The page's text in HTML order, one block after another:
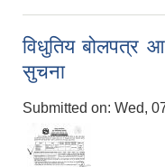
सम्बन्धी
विधुतिय बोलपत्र
सुचना
Submitted on: Wed,